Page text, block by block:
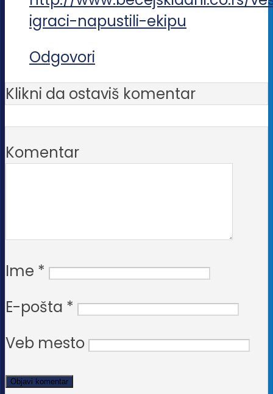
igraci-napustili-ekipu
Odgovori
Klikni da ostaviš komentar
Komentar
Ime *
E-pošta *
Veb mesto